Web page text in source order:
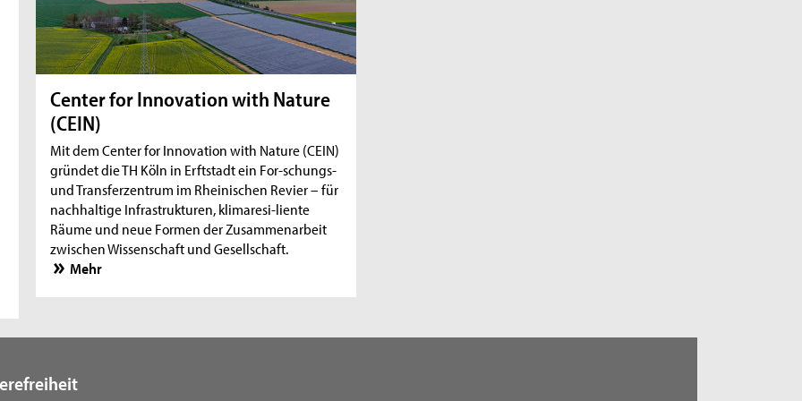
Center for Innovation with Nature
(CEIN)
Mit dem Center for Innovation with Nature (CEIN)
gründet die TH Köln in Erftstadt ein For-schungs-
und Transferzentrum im Rheinischen Revier – für
nachhaltige Infrastrukturen, klimaresi-liente
Räume und neue Formen der Zusammenarbeit
zwischen Wissenschaft und Gesellschaft.
Mehr